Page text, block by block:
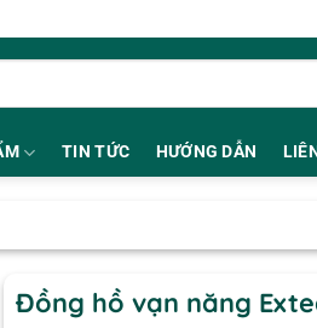
TIN TỨC HƯỚNG DẪN
Đồng hồ vạn năng